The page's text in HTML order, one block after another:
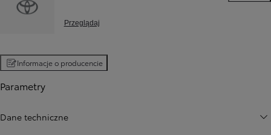
Przeglądaj
Informacje o producencie
Parametry
Dane techniczne